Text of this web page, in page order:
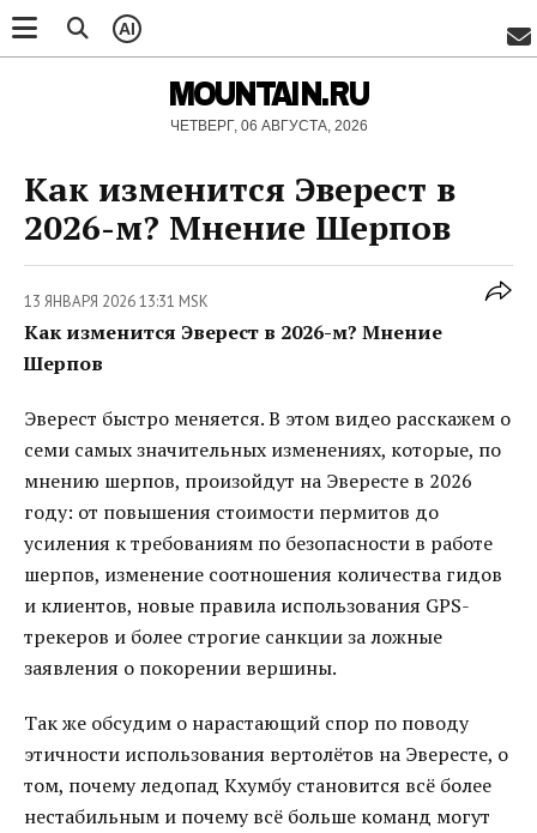
AI
MOUNTAIN.RU
ЧЕТВЕРГ, 06 АВГУСТА, 2026
Как изменится Эверест в
2026-м? Мнение Шерпов
13 ЯНВАРЯ 2026 13:31 MSK
Как изменится Эверест в 2026-м? Мнение
Шерпов
Эверест быстро меняется. В этом видео расскажем о
семи самых значительных изменениях, которые, по
мнению шерпов, произойдут на Эвересте в 2026
году: от повышения стоимости пермитов до
усиления к требованиям по безопасности в работе
шерпов, изменение соотношения количества гидов
и клиентов, новые правила использования GPS-
трекеров и более строгие санкции за ложные
заявления о покорении вершины.
Так же обсудим о нарастающий спор по поводу
этичности использования вертолётов на Эвересте, о
том, почему ледопад Кхумбу становится всё более
нестабильным и почему всё больше команд могут